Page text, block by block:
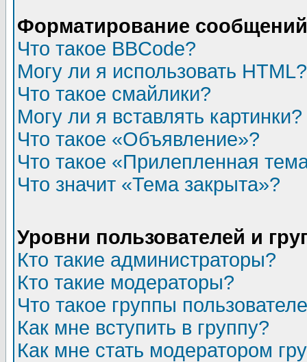
Форматирование
Что такое BBCode?
Могу ли я использовать HTML?
Что такое смайлики?
Могу ли я вставлять картинки?
Что такое «Объявление»?
Что такое «Прилепленная
Что значит «Тема закрыта»?
Уровни пользователей и
Кто такие администраторы?
Кто такие модераторы?
Что такое группы
Как мне вступить в группу?
Как мне стать модератором